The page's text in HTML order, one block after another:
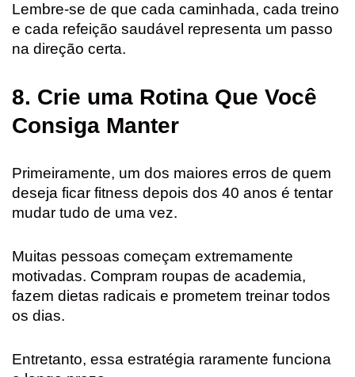
Lembre-se de que cada caminhada, cada treino
e cada refeição saudável representa um passo
na direção certa.
8. Crie uma Rotina Que Você
Consiga Manter
Primeiramente, um dos maiores erros de quem
deseja ficar fitness depois dos 40 anos é tentar
mudar tudo de uma vez.
Muitas pessoas começam extremamente
motivadas. Compram roupas de academia,
fazem dietas radicais e prometem treinar todos
os dias.
Entretanto, essa estratégia raramente funciona